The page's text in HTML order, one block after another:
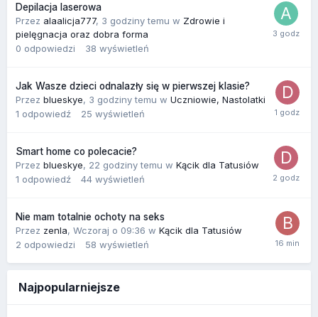
Depilacja laserowa
Przez alaalicja777, 3 godziny temu w Zdrowie i
pielęgnacja oraz dobra forma
0 odpowiedzi 38 wyświetleń
Jak Wasze dzieci odnalazły się w pierwszej klasie?
Przez blueskye, 3 godziny temu w Uczniowie, Nastolatki
1 odpowiedź 25 wyświetleń
Smart home co polecacie?
Przez blueskye, 22 godziny temu w Kącik dla Tatusiów
1 odpowiedź 44 wyświetleń
Nie mam totalnie ochoty na seks
Przez zenla, Wczoraj o 09:36 w Kącik dla Tatusiów
2 odpowiedzi 58 wyświetleń
Najpopularniejsze